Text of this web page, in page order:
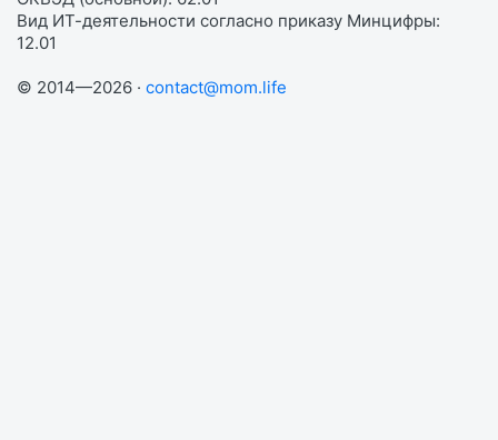
Вид ИТ-деятельности согласно приказу Минцифры:
12.01
© 2014—2026 · contact@mom.life